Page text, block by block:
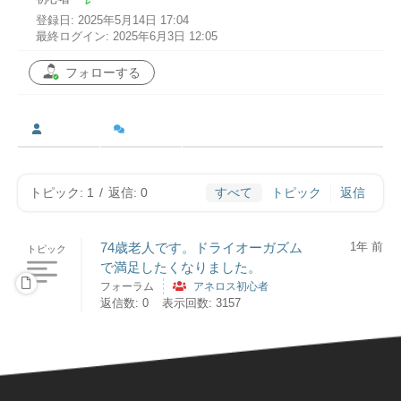
登録日: 2025年5月14日 17:04
最終ログイン: 2025年6月3日 12:05
フォローする
トピック: 1 / 返信: 0 すべて トピック 返信
トピック
74歳老人です。ドライオーガズム
で満足したくなりました。
1年 前
フォーラム アネロス初心者
返信数: 0 表示回数: 3157